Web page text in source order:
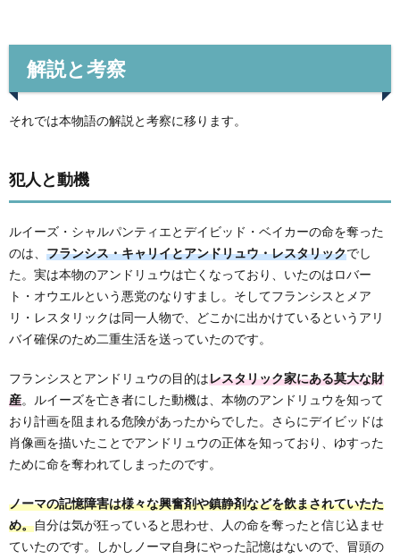
解説と考察
それでは本物語の解説と考察に移ります。
犯人と動機
ルイーズ・シャルパンティエとデイビッド・ベイカーの命を奪った
のは、 フランシス・キャリイとアンドリュウ・レスタリックでし
た。実は本物のアンドリュウは亡くなっており、いたのはロバー
ト・オウエルという悪党のなりすまし。そしてフランシスとメア
リ・レスタリックは同一人物で、どこかに出かけているというアリ
バイ確保のため二重生活を送っていたのです。
フランシスとアンドリュウの目的はレスタリック家にある莫大な財
産。ルイーズを亡き者にした動機は、本物のアンドリュウを知って
おり計画を阻まれる危険があったからでした。さらにデイビッドは
肖像画を描いたことでアンドリュウの正体を知っており、ゆすった
ために命を奪われてしまったのです。
ノーマの記憶障害は様々な興奮剤や鎮静剤などを飲まされていたた
め。自分は気が狂っていると思わせ、人の命を奪ったと信じ込ませ
ていたのです。しかしノーマ自身にやった記憶はないので、冒頭の